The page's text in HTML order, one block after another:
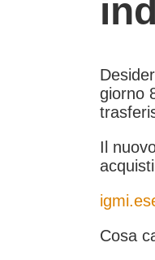
giorno
Il
Cosa